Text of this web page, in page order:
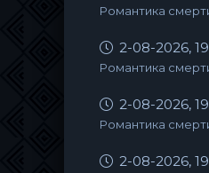
Романтика
2-08-2026,
Романтика
2-08-2026,
Романтика
2-08-2026,